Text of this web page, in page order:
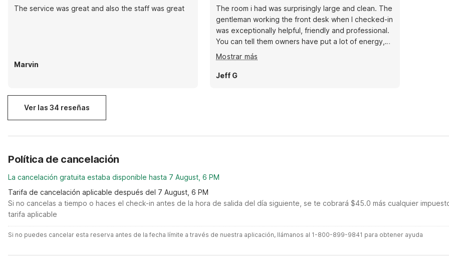
The service was great and also the staff was great
Marvin
The room i had was surprisingly large and clean. The
gentleman working the front desk when I checked-in
was exceptionally helpful, friendly and professional.
You can tell them owners have put a lot of energy,
effort and money to improve the property. My stay
was much better than anticipated. For the price, you
really can't do better in the area. Will stay again in
Mostrar más
Jeff G
Ver las 34 reseñas
Política de cancelación
La cancelación gratuita estaba disponible hasta 7 August, 6 PM
Tarifa de cancelación aplicable después del 7 August, 6 PM
Si no cancelas a tiempo o haces el check-in antes de la hora de salida del día siguiente, se te cobrará $45.0 más cualquier
tarifa aplicable
Si no puedes cancelar esta reserva antes de la fecha límite a través de nuestra aplicación, llámanos al 1-800-899-9841 para obtener ayuda